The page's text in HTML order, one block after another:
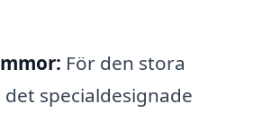
För den stora
specialdesignade